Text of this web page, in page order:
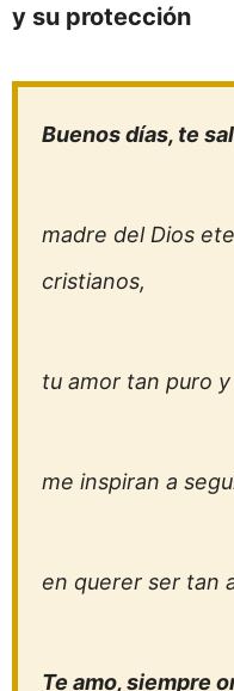
y su protección
Buenos días, te
madre del Dios
cristianos,
tu amor tan puro
me inspiran a
en querer ser tan
Te amo, siempre